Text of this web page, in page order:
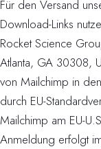
Für den Versand
Download-Links
Rocket Science
Atlanta, GA 30308,
von Mailchimp in
durch EU-
Mailchimp am EU-
Anmeldung erfolgt